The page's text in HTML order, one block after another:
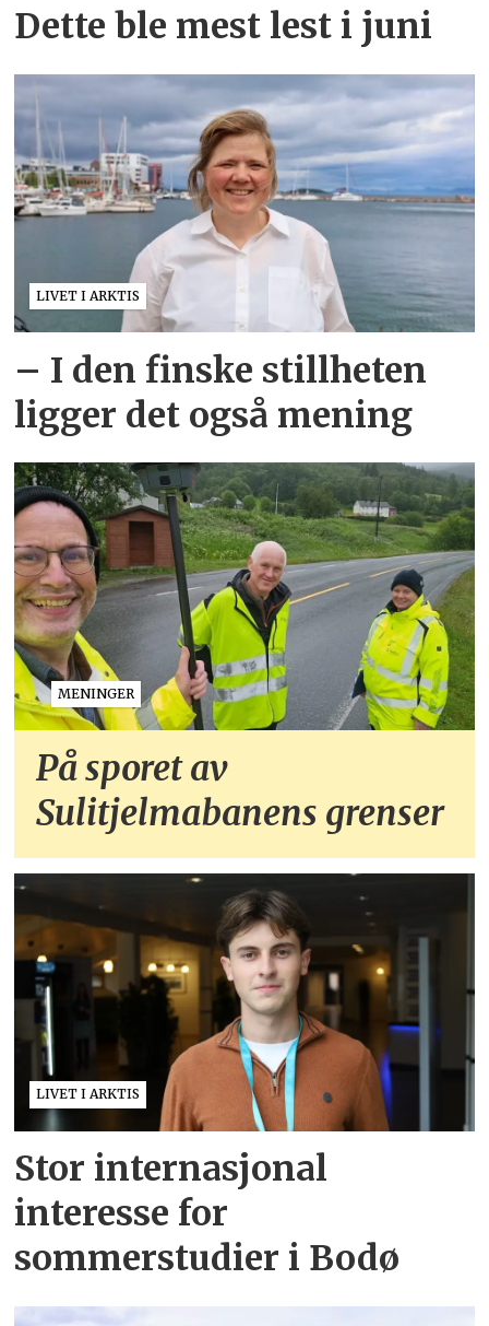
Dette ble mest lest i juni
LIVET I ARKTIS
– I den finske stillheten
ligger det også mening
MENINGER
På sporet av
Sulitjelmabanens grenser
LIVET I ARKTIS
Stor internasjonal
interesse for
sommerstudier i Bodø